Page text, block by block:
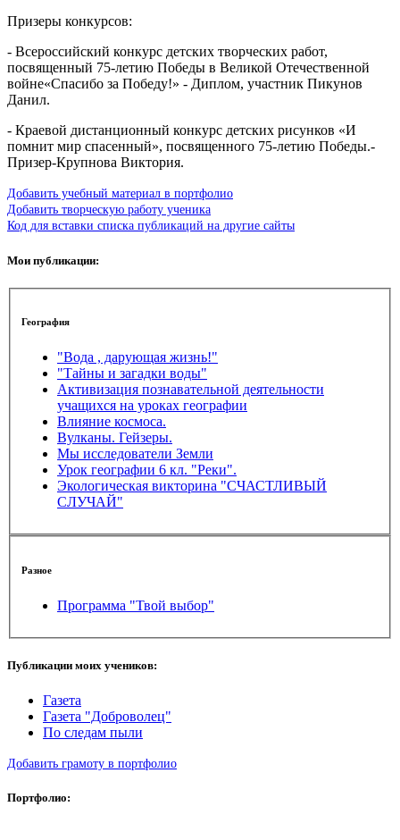
Призеры конкурсов:
- Всероссийский конкурс детских творческих работ,
посвященный 75-летию Победы в Великой Отечественной
войне«Спасибо за Победу!» - Диплом, участник Пикунов
Данил.
- Краевой дистанционный конкурс детских рисунков «И
помнит мир спасенный», посвященного 75-летию Победы.-
Призер-Крупнова Виктория.
Добавить учебный материал в портфолио
Добавить творческую работу ученика
Код для вставки списка публикаций на другие сайты
Мои публикации:
География
"Вода , дарующая жизнь!"
"Тайны и загадки воды"
Активизация познавательной деятельности
учащихся на уроках географии
Влияние космоса.
Вулканы. Гейзеры.
Мы исследователи Земли
Урок географии 6 кл. "Реки".
Экологическая викторина "СЧАСТЛИВЫЙ
СЛУЧАЙ"
Разное
Программа "Твой выбор"
Публикации моих учеников:
Газета
Газета "Доброволец"
По следам пыли
Добавить грамоту в портфолио
Портфолио: